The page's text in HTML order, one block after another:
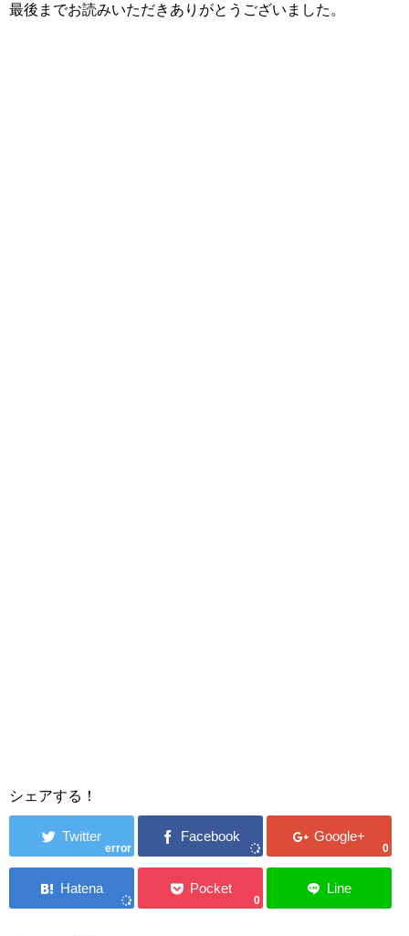
最後までお読みいただきありがとうございました。
シェアする！
error 0
0